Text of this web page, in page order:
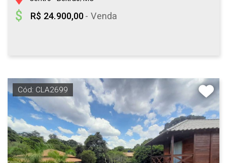
R$ 24.900,00- Venda
Cód: CLA2699